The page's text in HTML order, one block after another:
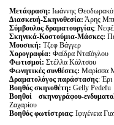
Μετάφραση: Ιωάννης
Διασκευή-Σκηνοθεσία: Άρης
Σύμβουλος δραματουργίας:
Σκηνικά-Κοστούμια-Μάσκες:
Μουσική: Τζεφ Βάγγερ
Χορογραφία: Φαίδρα Νταϊόγλου
Φωτισμοί: Στέλλα Κάλτσου
Φωνητικές συνθέσεις: Μαρίσσα
Δραματολόγος παράστασης:
Βοηθός σκηνοθέτη: Gelly Pedefu
Βοηθοί σκηνογράφου-
Ζαχαρίου
Βοηθός φωτίστριας: Ιφιγένεια